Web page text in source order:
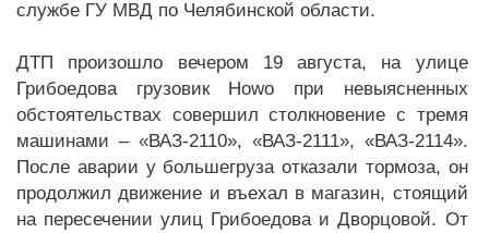
службе ГУ МВД по Челябинской области.
ДТП произошло вечером 19 августа, на улице
Грибоедова грузовик Howo при невыясненных
обстоятельствах совершил столкновение с тремя
машинами – «ВАЗ-2110», «ВАЗ-2111», «ВАЗ-2114».
После аварии у большегруза отказали тормоза, он
продолжил движение и въехал в магазин, стоящий
на пересечении улиц Грибоедова и Дворцовой. От